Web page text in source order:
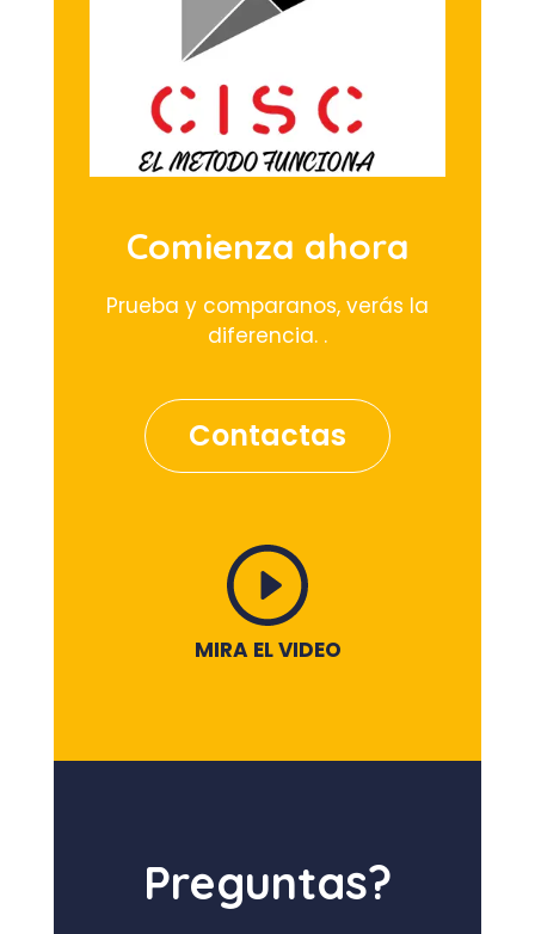
Comienza ahora
Prueba y comparanos, verás la
diferencia. .
Contactas
MIRA EL VIDEO
Preguntas?